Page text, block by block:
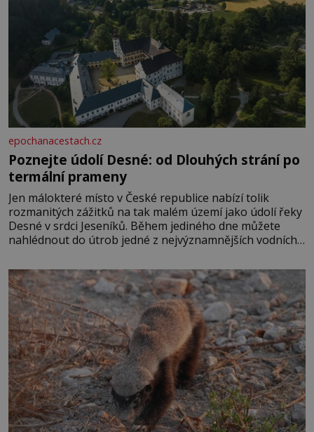
epochanacestach.cz
Poznejte údolí Desné: od Dlouhých strání po
termální prameny
Jen málokteré místo v České republice nabízí tolik
rozmanitých zážitků na tak malém území jako údolí řeky
Desné v srdci Jeseníků. Během jediného dne můžete
nahlédnout do útrob jedné z nejvýznamnějších vodních
se na koloběžce a den zakončit poznáváním památek ve
Velkých Losinách nebo v termálním